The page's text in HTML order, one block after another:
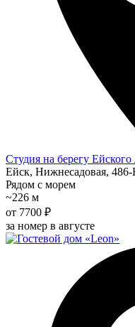
Студия на берегу Ейского
Ейск, Нижнесадовая, 486-
Рядом с морем
~226 м
от 7700 ₽
за номер в августе